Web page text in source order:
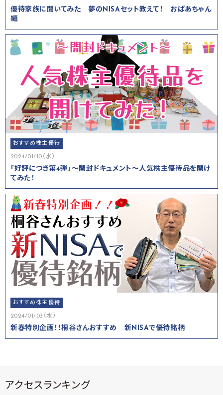
優待家族に聞いてみた 夢のNISAセット教えて！ おばあちゃん
編
おすすめ株主優待
2024/01/10（水）
「好評につき第4弾」～開封ドキュメント～人気株主優待品を開け
てみた！
おすすめ株主優待
2024/01/03（水）
新春特別企画！！桐谷さんおすすめ 新NISAで優待銘柄
アクセスランキング